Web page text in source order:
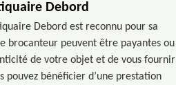
Debord
Debord est reconnu pour sa
brocanteur peuvent être payantes ou
de votre objet et de vous fournir
pouvez bénéficier d’une prestation